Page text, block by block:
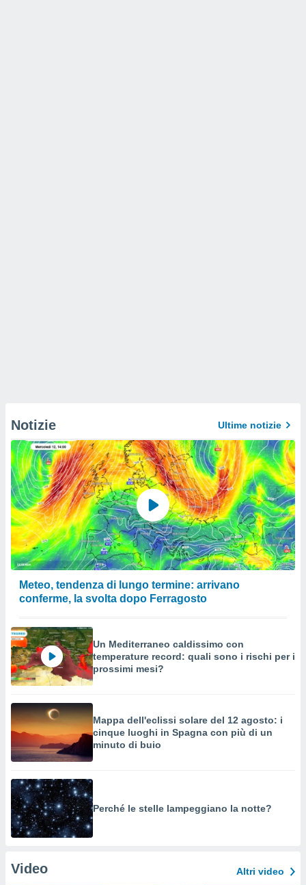
Notizie Ultime notizie
Meteo, tendenza di lungo termine: arrivano
conferme, la svolta dopo Ferragosto
Un Mediterraneo caldissimo con
temperature record: quali sono i rischi per i
prossimi mesi?
Mappa dell'eclissi solare del 12 agosto: i
cinque luoghi in Spagna con più di un
minuto di buio
Perché le stelle lampeggiano la notte?
Video Altri video